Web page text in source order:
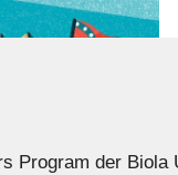
Program der